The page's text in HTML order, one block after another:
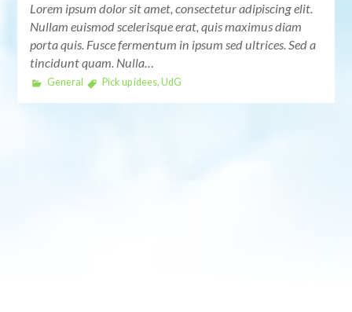
Lorem ipsum dolor sit amet, consectetur adipiscing elit.
Nullam euismod scelerisque erat, quis maximus diam
porta quis. Fusce fermentum in ipsum sed ultrices. Sed a
tincidunt quam. Nulla…
General Pick up idees, UdG